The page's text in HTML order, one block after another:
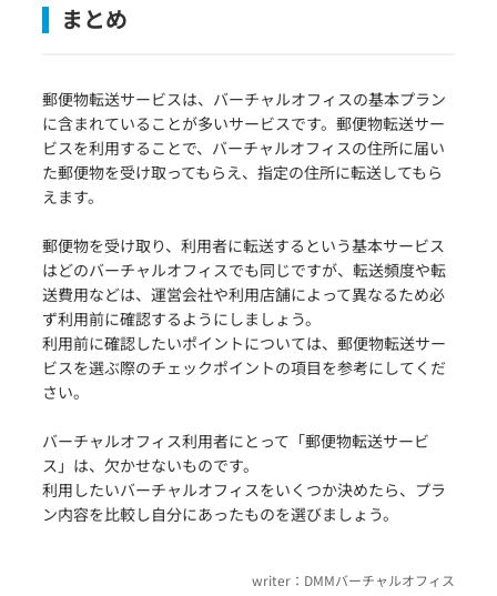
まとめ
郵便物転送サービスは、バーチャルオフィスの基本プラン
に含まれていることが多いサービスです。郵便物転送サー
ビスを利用することで、バーチャルオフィスの住所に届い
た郵便物を受け取ってもらえ、指定の住所に転送してもら
えます。
郵便物を受け取り、利用者に転送するという基本サービス
はどのバーチャルオフィスでも同じですが、転送頻度や転
送費用などは、運営会社や利用店舗によって異なるため必
ず利用前に確認するようにしましょう。
利用前に確認したいポイントについては、郵便物転送サー
ビスを選ぶ際のチェックポイントの項目を参考にしてくだ
さい。
バーチャルオフィス利用者にとって「郵便物転送サービ
ス」は、欠かせないものです。
利用したいバーチャルオフィスをいくつか決めたら、プラ
ン内容を比較し自分にあったものを選びましょう。
writer： DMMバーチャルオフィス